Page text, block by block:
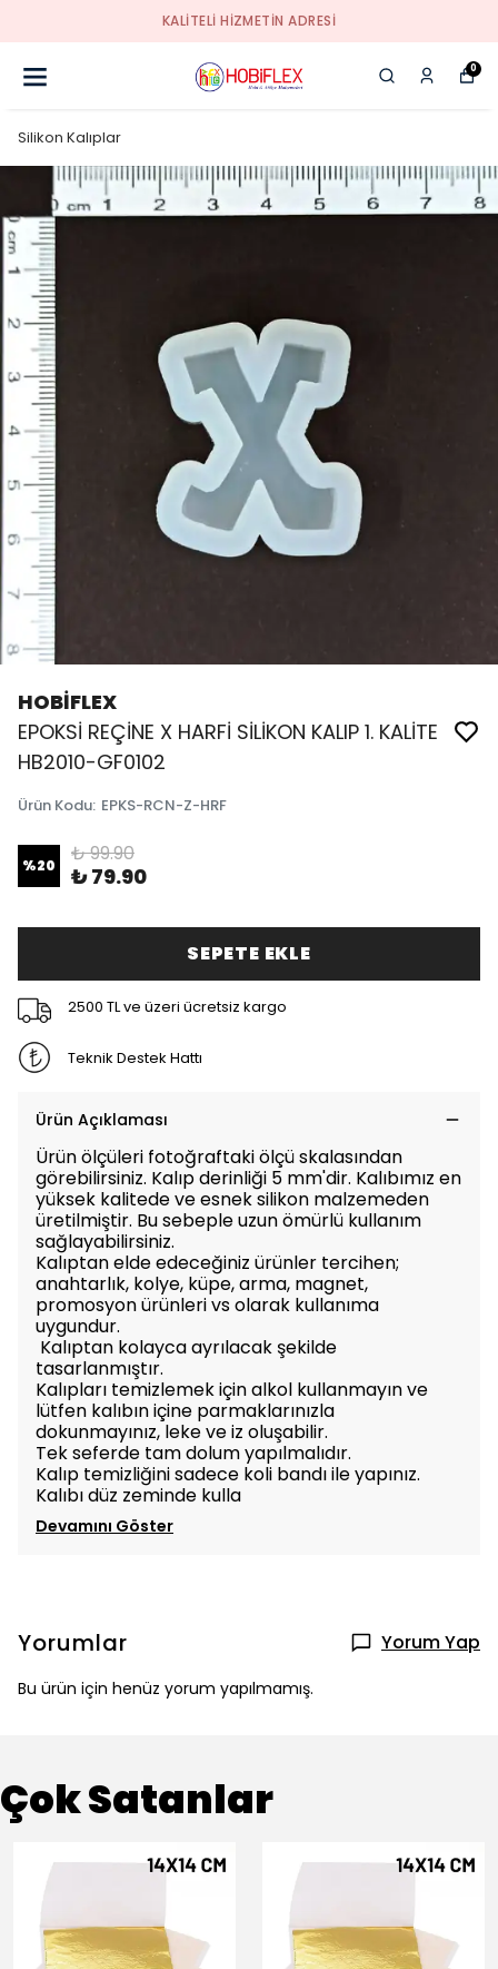
KALİTELİ HİZMETİN ADRESİ
0
Silikon Kalıplar
HOBİFLEX
EPOKSİ REÇİNE X HARFİ SİLİKON KALIP 1. KALİTE
HB2010-GF0102
Ürün Kodu: EPKS-RCN-Z-HRF
%20 ₺ 99.90
₺ 79.90
SEPETE EKLE
2500 TL ve üzeri ücretsiz kargo
Teknik Destek Hattı
Ürün Açıklaması
Ürün ölçüleri fotoğraftaki ölçü skalasından
görebilirsiniz. Kalıp derinliği 5 mm'dir. Kalıbımız en
yüksek kalitede ve esnek silikon malzemeden
üretilmiştir. Bu sebeple uzun ömürlü kullanım
sağlayabilirsiniz.
Kalıptan elde edeceğiniz ürünler tercihen;
anahtarlık, kolye, küpe, arma, magnet,
promosyon ürünleri vs olarak kullanıma
uygundur.
Kalıptan kolayca ayrılacak şekilde
tasarlanmıştır.
Kalıpları temizlemek için alkol kullanmayın ve
lütfen kalıbın içine parmaklarınızla
dokunmayınız, leke ve iz oluşabilir.
Tek seferde tam dolum yapılmalıdır.
Kalıp temizliğini sadece koli bandı ile yapınız.
Kalıbı düz zeminde kulla
Devamını Göster
Yorumlar Yorum Yap
Bu ürün için henüz yorum yapılmamış.
Çok Satanlar